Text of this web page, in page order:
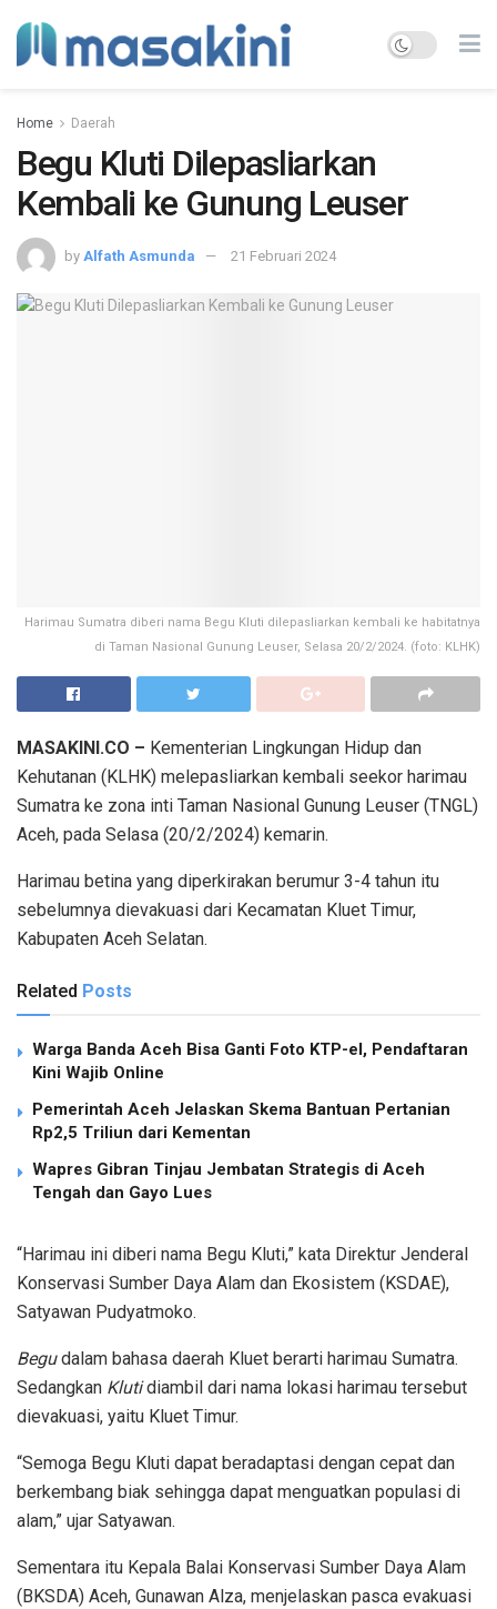
Home Daerah
Begu Kluti Dilepasliarkan
Kembali ke Gunung Leuser
by Alfath Asmunda 21 Februari 2024
Harimau Sumatra diberi nama Begu Kluti dilepasliarkan kembali ke habitatnya
di Taman Nasional Gunung Leuser, Selasa 20/2/2024. (foto: KLHK)
MASAKINI.CO – Kementerian Lingkungan Hidup dan
Kehutanan (KLHK) melepasliarkan kembali seekor harimau
Sumatra ke zona inti Taman Nasional Gunung Leuser (TNGL)
Aceh, pada Selasa (20/2/2024) kemarin.
Harimau betina yang diperkirakan berumur 3-4 tahun itu
sebelumnya dievakuasi dari Kecamatan Kluet Timur,
Kabupaten Aceh Selatan.
Related Posts
Warga Banda Aceh Bisa Ganti Foto KTP-el, Pendaftaran
Kini Wajib Online
Pemerintah Aceh Jelaskan Skema Bantuan Pertanian
Rp2,5 Triliun dari Kementan
Wapres Gibran Tinjau Jembatan Strategis di Aceh
Tengah dan Gayo Lues
“Harimau ini diberi nama Begu Kluti,” kata Direktur Jenderal
Konservasi Sumber Daya Alam dan Ekosistem (KSDAE),
Satyawan Pudyatmoko.
Begudalam bahasa daerah Kluet berarti harimau Sumatra.
Sedangkan Klutidiambil dari nama lokasi harimau tersebut
dievakuasi, yaitu Kluet Timur.
“Semoga Begu Kluti dapat beradaptasi dengan cepat dan
berkembang biak sehingga dapat menguatkan populasi di
alam,” ujar Satyawan.
Sementara itu Kepala Balai Konservasi Sumber Daya Alam
(BKSDA) Aceh, Gunawan Alza, menjelaskan pasca evakuasi